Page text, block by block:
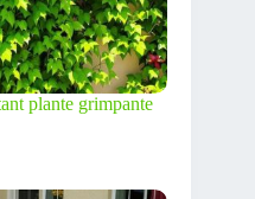
plante grimpante